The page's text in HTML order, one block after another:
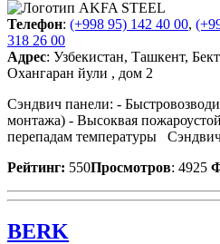
Телефон: (+998 95) 142 40 00,
318 26 00
Адрес: Узбекистан, Ташкент,
Охангаран йули , дом 2
Сэндвич панели: -
монтажа) - Высоквая
перепадам температуры
Рейтинг: 550Просмотров: 4925
BERK